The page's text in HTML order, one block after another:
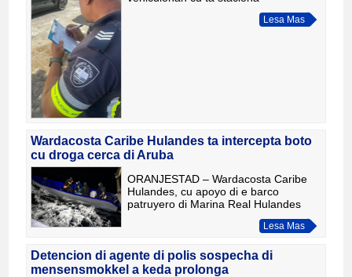
ilegalmente den centro di ciudad.
Como parti di un projecto conhunto cu
Lesa Mas
Wardacosta Caribe Hulandes ta intercepta boto
cu droga cerca di Aruba
ORANJESTAD – Wardacosta Caribe
Hulandes, cu apoyo di e barco
patruyero di Marina Real Hulandes
Zr.Ms. Groningen, a intercepta un
boto sospechoso cu droga
Aruba. Asina Wa
Lesa Mas
Detencion di agente di polis sospecha di
mensensmokkel a keda prolonga